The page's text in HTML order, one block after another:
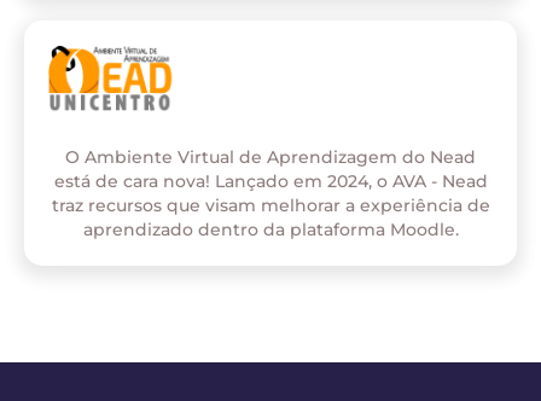
O Ambiente Virtual de Aprendizagem do Nead
está de cara nova! Lançado em 2024, o AVA - Nead
traz recursos que visam melhorar a experiência de
aprendizado dentro da plataforma Moodle.